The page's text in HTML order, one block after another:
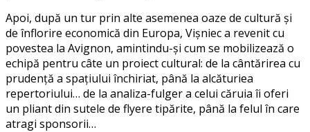
Apoi, după un tur prin alte asemenea oaze de cultură și
de înflorire economică din Europa, Vișniec a revenit cu
povestea la Avignon, amintindu-și cum se mobilizează o
echipă pentru câte un proiect cultural: de la cântărirea cu
prudență a spațiului închiriat, până la alcăturiea
repertoriului… de la analiza-fulger a celui căruia îi oferi
un pliant din sutele de flyere tipărite, până la felul în care
atragi sponsorii…